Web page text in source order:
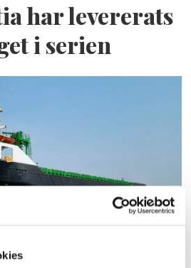
har levererats
i serien